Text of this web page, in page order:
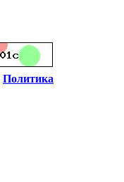
Политика